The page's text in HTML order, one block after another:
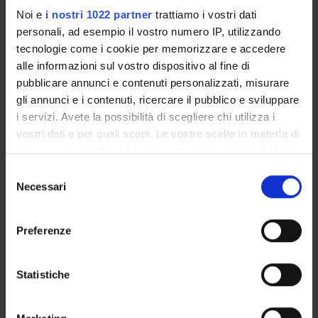
Noi e i nostri 1022 partner trattiamo i vostri dati
personali, ad esempio il vostro numero IP, utilizzando
tecnologie come i cookie per memorizzare e accedere
alle informazioni sul vostro dispositivo al fine di
pubblicare annunci e contenuti personalizzati, misurare
gli annunci e i contenuti, ricercare il pubblico e sviluppare
i servizi. Avete la possibilità di scegliere chi utilizza i
vostri dati e per quali scopi. Le vostre scelte in materia di
privacy sono applicabili solo su questa proprietà digitale
modificare o revocare il proprio consenso in qualsiasi
momento dalla Dichiarazione sui cookie o facendo clic
raccogliere informazioni sulla tua posizione
geografica, con un'approssimazione di qualche
delNecessari
Preferenze
Statistiche
registrate e trascritte.
PARTECIPANTI AL PROGETTO
Lidia Del Piccolo
Professore ordinario
Christa Zimmermann